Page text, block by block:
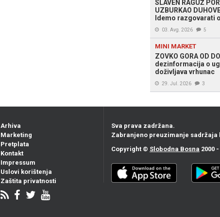
SLAVEN RAGUŽ
UZBURKAO
Idemo razgovarati
03. Avg. 2026 5
MINI MARKET
ZOVKO GORA OD
dezinformacija o
doživljava vrhunac
29. Jul. 2026 3
Arhiva
Marketing
Pretplata
Kontakt
Impressum
Uslovi korištenja
Zaštita privatnosti
Sva prava zadržana.
Zabranjeno preuzimanje sadržaja
Copyright © Slobodna Bosna 2000